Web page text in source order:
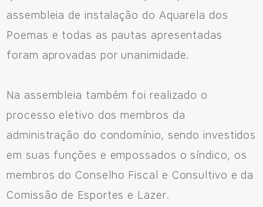
assembleia de instalação do Aquarela dos
Poemas e todas as pautas apresentadas
foram aprovadas por unanimidade.
Na assembleia também foi realizado o
processo eletivo dos membros da
administração do condomínio, sendo investidos
em suas funções e empossados o síndico, os
membros do Conselho Fiscal e Consultivo e da
Comissão de Esportes e Lazer.